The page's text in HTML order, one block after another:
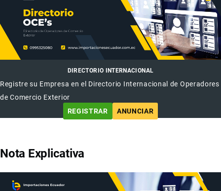
DIRECTORIO INTERNACIONAL
Registre su Empresa en el Directorio Internacional de Operadores
de Comercio Exterior
REGISTRAR
ANUNCIAR
Nota Explicativa